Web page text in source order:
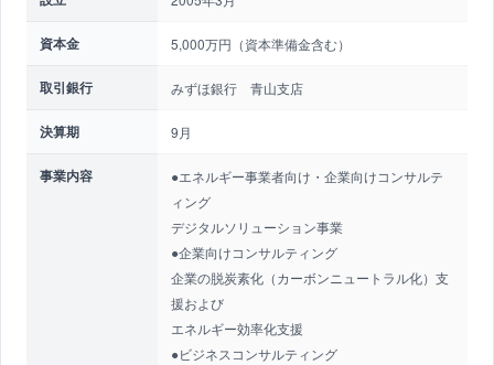
資本金 5,000万円（資本準備金含む）
取引銀行 みずほ銀行 青山支店
決算期 9月
事業内容
●エネルギー事業者向け・企業向けコンサルテ
ィング
デジタルソリューション事業
●企業向けコンサルティング
企業の脱炭素化（カーボンニュートラル化）支
援および
エネルギー効率化支援
●ビジネスコンサルティング